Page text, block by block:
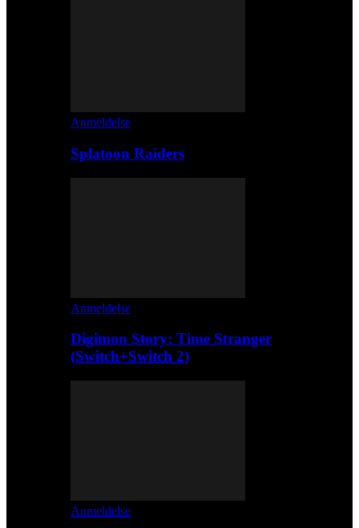
Anmeldelse
Splatoon Raiders
Anmeldelse
Digimon Story: Time Stranger
(Switch+Switch 2)
Anmeldelse